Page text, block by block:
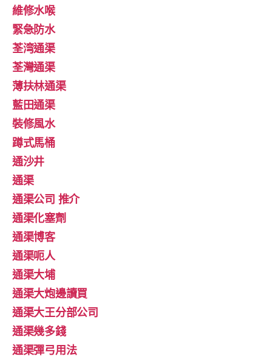
維修水喉
緊急防水
荃湾通渠
荃灣通渠
薄扶林通渠
藍田通渠
裝修風水
蹲式馬桶
通沙井
通渠
通渠公司 推介
通渠化塞劑
通渠博客
通渠呃人
通渠大埔
通渠大炮邊讀買
通渠大王分部公司
通渠幾多錢
通渠彈弓用法